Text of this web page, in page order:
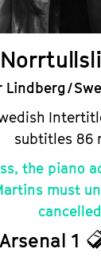
Lindberg /
subtitles 86
the piano
must
cancelled
Arsenal 1